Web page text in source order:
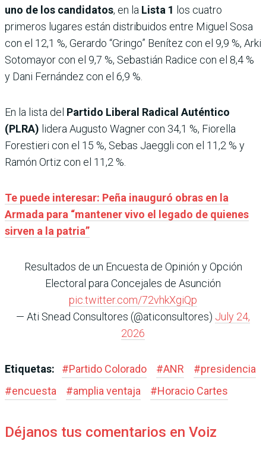
uno de los candidatos, en la Lista 1 los cuatro
primeros lugares están distribuidos entre Miguel Sosa
con el 12,1 %, Gerardo “Gringo” Benítez con el 9,9 %, Arki
Sotomayor con el 9,7 %, Sebastián Radice con el 8,4 %
y Dani Fernández con el 6,9 %.
En la lista del Partido Liberal Radical Auténtico
(PLRA) lidera Augusto Wagner con 34,1 %, Fiorella
Forestieri con el 15 %, Sebas Jaeggli con el 11,2 % y
Ramón Ortiz con el 11,2 %.
Te puede interesar: Peña inauguró obras en la
Armada para “mantener vivo el legado de quienes
sirven a la patria”
Resultados de un Encuesta de Opinión y Opción
Electoral para Concejales de Asunción
pic.twitter.com/72vhkXgiQp
— Ati Snead Consultores (@aticonsultores) July 24,
2026
Etiquetas: #Partido Colorado #ANR #presidencia
#encuesta #amplia ventaja #Horacio Cartes
Déjanos tus comentarios en Voiz